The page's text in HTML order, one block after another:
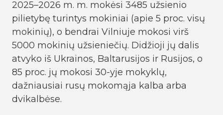
2025–2026 m. m. mokėsi 3485 užsienio
pilietybę turintys mokiniai (apie 5 proc. visų
mokinių), o bendrai Vilniuje mokosi virš
5000 mokinių užsieniečių. Didžioji jų dalis
atvyko iš Ukrainos, Baltarusijos ir Rusijos, o
85 proc. jų mokosi 30-yje mokyklų,
dažniausiai rusų mokomąja kalba arba
dvikalbėse.